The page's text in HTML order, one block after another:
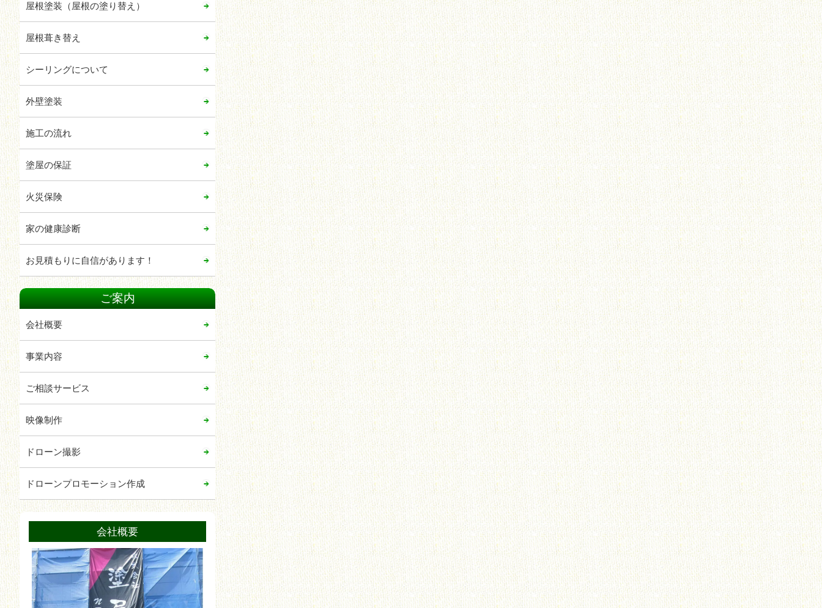
2023年02月
2022年12月
2022年09月
2022年06月
2022年05月
2021年12月
2021年11月
2021年10月
2021年04月
2021年02月
2021年01月
2020年12月
2020年11月
2020年08月
2020年07月
2020年06月
2020年03月
2019年12月
2019年11月
2019年01月
屋根塗装（屋根の塗り替え）
屋根葺き替え
シーリングについて
外壁塗装
施工の流れ
塗屋の保証
火災保険
家の健康診断
お見積もりに自信があります！
ご案内
会社概要
事業内容
ご相談サービス
映像制作
ドローン撮影
ドローンプロモーション作成
会社概要